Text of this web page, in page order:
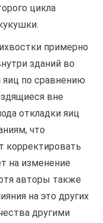
цикла
примерно
зданий во
яиц по сравнению
вне
откладки яиц
что
корректировать
на изменение
авторы также
на это других
другими